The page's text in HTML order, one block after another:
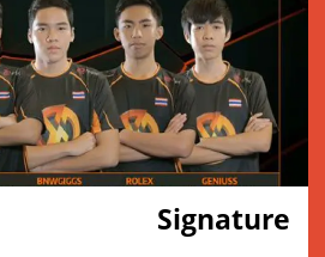
Signature